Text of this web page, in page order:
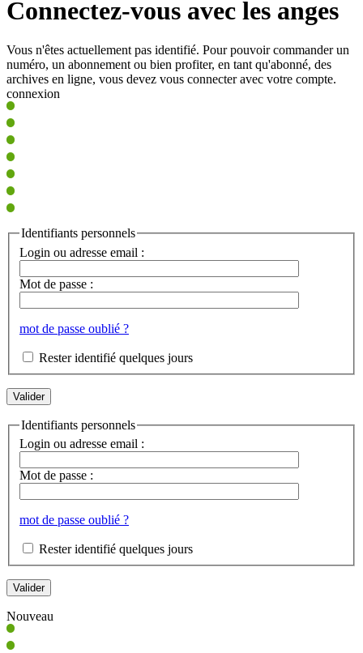
Connectez-vous avec les anges
Vous n'êtes actuellement pas identifié. Pour pouvoir commander un
numéro, un abonnement ou bien profiter, en tant qu'abonné, des
archives en ligne, vous devez vous connecter avec votre compte.
connexion
Identifiants personnels
Login ou adresse email :
Mot de passe :
mot de passe oublié ?
Rester identifié quelques jours
Identifiants personnels
Login ou adresse email :
Mot de passe :
mot de passe oublié ?
Rester identifié quelques jours
Nouveau